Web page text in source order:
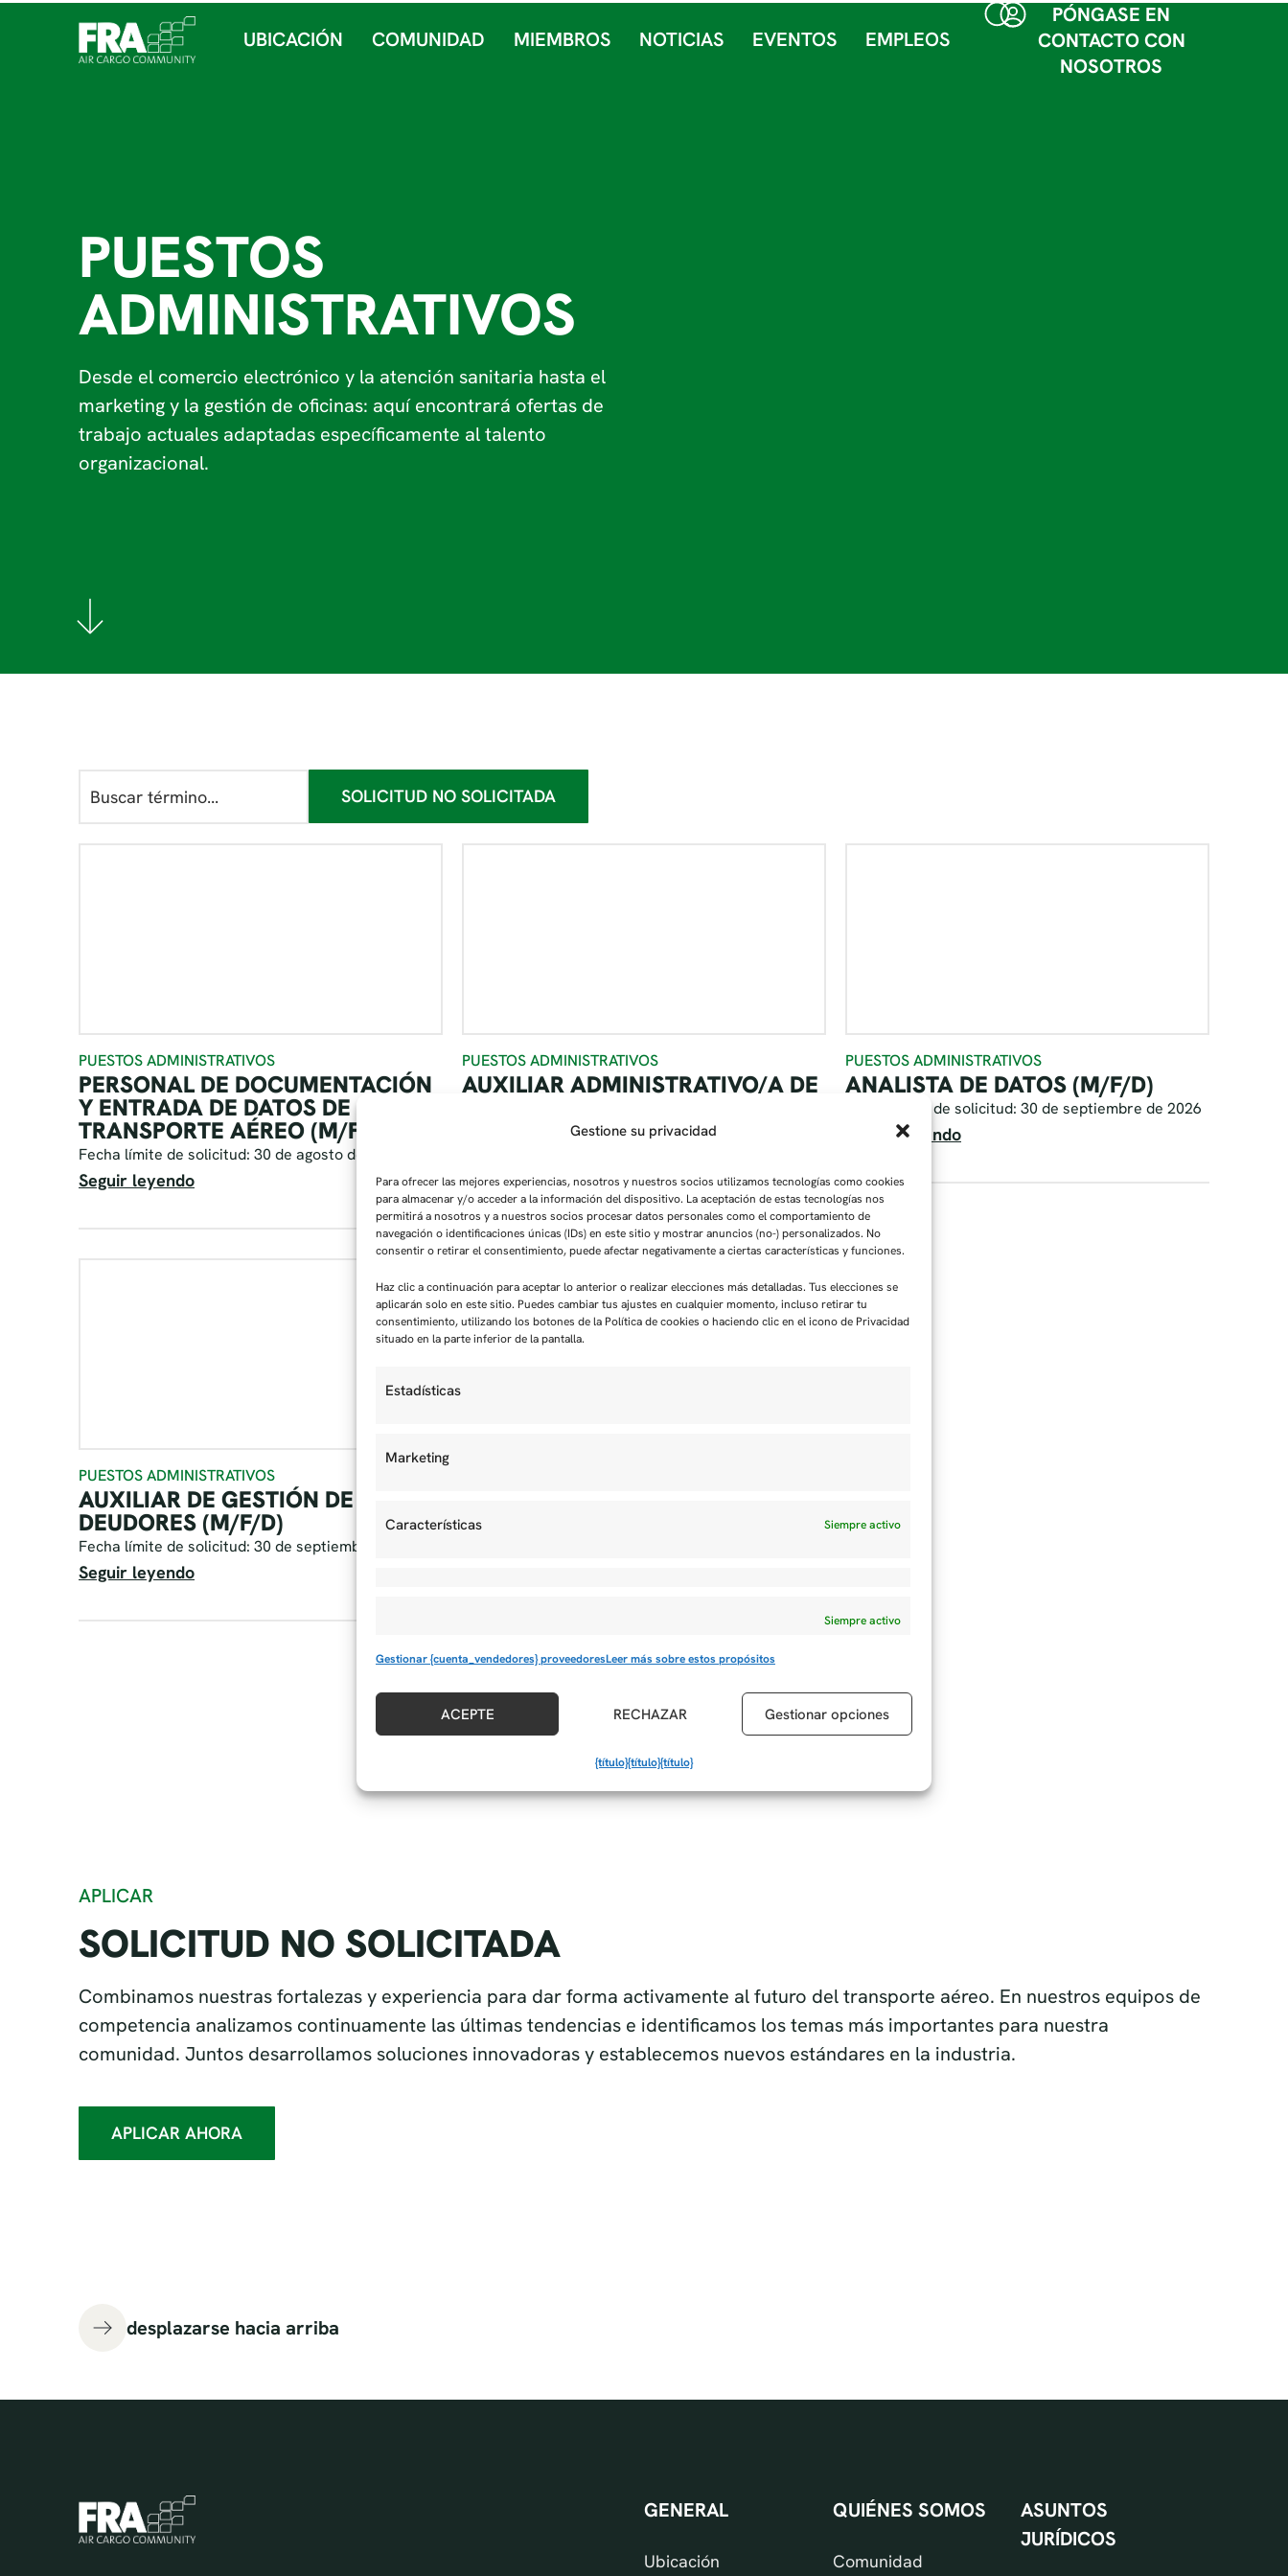
Gestione su privacidad
Para ofrecer las mejores experiencias, nosotros y nuestros socios utilizamos tecnologías como cookies
para almacenar y/o acceder a la información del dispositivo. La aceptación de estas tecnologías nos
permitirá a nosotros y a nuestros socios procesar datos personales como el comportamiento de
navegación o identificaciones únicas (IDs) en este sitio y mostrar anuncios (no-) personalizados. No
consentir o retirar el consentimiento, puede afectar negativamente a ciertas características y funciones.
Haz clic a continuación para aceptar lo anterior o realizar elecciones más detalladas. Tus elecciones se
aplicarán solo en este sitio. Puedes cambiar tus ajustes en cualquier momento, incluso retirar tu
consentimiento, utilizando los botones de la Política de cookies o haciendo clic en el icono de Privacidad
situado en la parte inferior de la pantalla.
Estadísticas
Marketing
Características Siempre activo
Siempre activo
Gestionar {cuenta_vendedores} proveedoresLeer más sobre estos propósitos
ACEPTE RECHAZAR Gestionar opciones
{título}{título}{título}
UBICACIÓN COMUNIDAD MIEMBROS NOTICIAS EVENTOS EMPLEOS
PÓNGASE EN
CONTACTO CON
NOSOTROS
PUESTOS
ADMINISTRATIVOS
Desde el comercio electrónico y la atención sanitaria hasta el
marketing y la gestión de oficinas: aquí encontrará ofertas de
trabajo actuales adaptadas específicamente al talento
organizacional.
SOLICITUD NO SOLICITADA
PUESTOS ADMINISTRATIVOS
PERSONAL DE DOCUMENTACIÓN
Y ENTRADA DE DATOS DE
TRANSPORTE AÉREO (M/F/D)
Fecha límite de solicitud: 30 de agosto de 2026
Seguir leyendo
PUESTOS ADMINISTRATIVOS
AUXILIAR ADMINISTRATIVO/A DE
CUENTAS POR COBRAR (M/F/D)
Seguir leyendo
PUESTOS ADMINISTRATIVOS
ANALISTA DE DATOS (M/F/D)
Fecha límite de solicitud: 30 de septiembre de 2026
Seguir leyendo
PUESTOS ADMINISTRATIVOS
AUXILIAR DE GESTIÓN DE
DEUDORES (M/F/D)
Fecha límite de solicitud: 30 de septiembre de 2026
Seguir leyendo
(M/F/D)
APLICAR
SOLICITUD NO SOLICITADA
Combinamos nuestras fortalezas y experiencia para dar forma activamente al futuro del transporte aéreo. En nuestros equipos de
competencia analizamos continuamente las últimas tendencias e identificamos los temas más importantes para nuestra
comunidad. Juntos desarrollamos soluciones innovadoras y establecemos nuevos estándares en la industria.
APLICAR AHORA
desplazarse hacia arriba
GENERAL
Ubicación
QUIÉNES SOMOS
Comunidad
ASUNTOS
JURÍDICOS